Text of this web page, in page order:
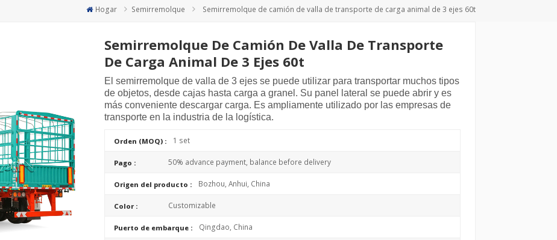
Türkçe
Hogar Semirremolque Semirremolque de camión de valla de transporte de carga animal de 3 ejes 60t
Semirremolque De Camión De Valla De Transporte
De Carga Animal De 3 Ejes 60t
El semirremolque de valla de 3 ejes se puede utilizar para transportar muchos tipos
de objetos, desde cajas hasta carga a granel. Su panel lateral se puede abrir y es
más conveniente descargar carga. Es ampliamente utilizado por las empresas de
transporte en la industria de la logística.
Orden (MOQ) : 1 set
Pago : 50% advance payment, balance before delivery
Origen del producto : Bozhou, Anhui, China
Color : Customizable
Puerto de embarque : Qingdao, China